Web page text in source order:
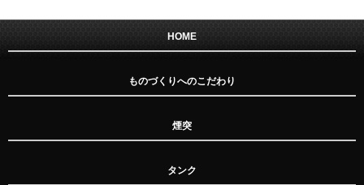
HOME
ものづくりへのこだわり
煙突
タンク